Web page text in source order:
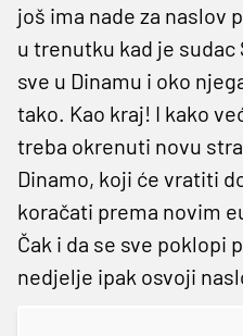
još ima nade za naslov
u trenutku kad je
sve u Dinamu i oko
tako. Kao kraj! I kako
treba okrenuti novu
Dinamo, koji će vratiti
koračati prema novim
Čak i da se sve poklopi
nedjelje ipak osvoji